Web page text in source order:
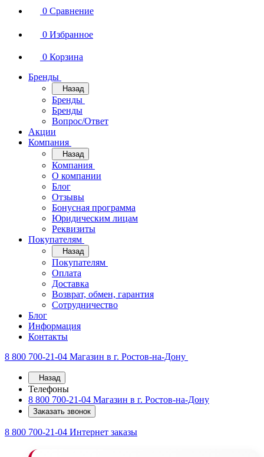
0 Сравнение
0 Избранное
0 Корзина
Бренды
Назад
Бренды
Бренды
Вопрос/Ответ
Акции
Компания
Назад
Компания
О компании
Блог
Отзывы
Бонусная программа
Юридическим лицам
Реквизиты
Покупателям
Назад
Покупателям
Оплата
Доставка
Возврат, обмен, гарантия
Сотрудничество
Блог
Информация
Контакты
8 800 700-21-04 Магазин в г. Ростов-на-Дону
Назад
Телефоны
8 800 700-21-04 Магазин в г. Ростов-на-Дону
Заказать звонок
8 800 700-21-04 Интернет заказы